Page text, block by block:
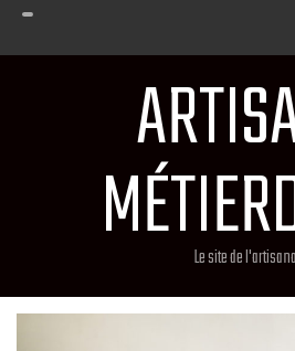
Le site de